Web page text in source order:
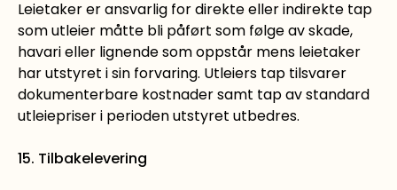
Leietaker er ansvarlig for direkte eller indirekte tap
som utleier måtte bli påført som følge av skade,
havari eller lignende som oppstår mens leietaker
har utstyret i sin forvaring. Utleiers tap tilsvarer
dokumenterbare kostnader samt tap av standard
utleiepriser i perioden utstyret utbedres.
15. Tilbakelevering